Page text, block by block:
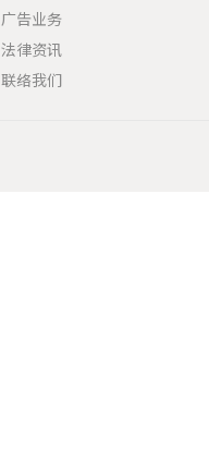
广告业务
法律资讯
联络我们